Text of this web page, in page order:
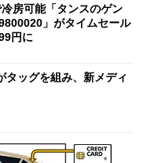
房可能「タンスのゲン
」がタイムセール
円に
タッグを組み、新メディ